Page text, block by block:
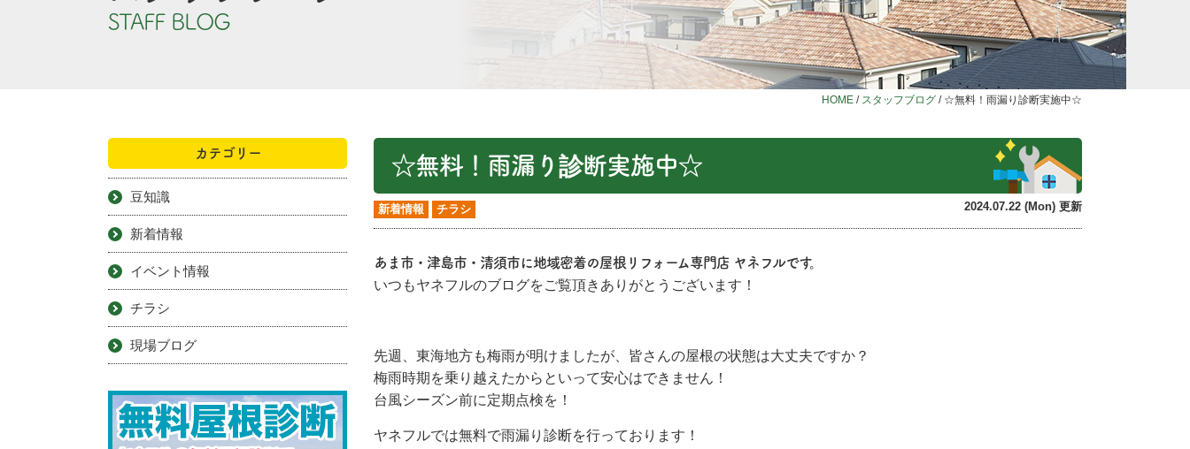
STAFF BLOG
HOME / スタッフブログ / ☆無料！雨漏り診断実施中☆
☆無料！雨漏り診断実施中☆
新着情報 チラシ 2024.07.22 (Mon) 更新
あま市・津島市・清須市に地域密着の屋根リフォーム専門店 ヤネフルです。
いつもヤネフルのブログをご覧頂きありがとうございます！
先週、東海地方も梅雨が明けましたが、皆さんの屋根の状態は大丈夫ですか？
梅雨時期を乗り越えたからといって安心はできません！
台風シーズン前に定期点検を！
ヤネフルでは無料で雨漏り診断を行っております！
カテゴリー
豆知識
新着情報
イベント情報
チラシ
現場ブログ